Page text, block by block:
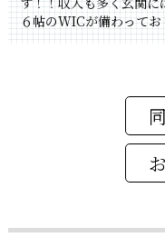
６帖のWICが備わってお